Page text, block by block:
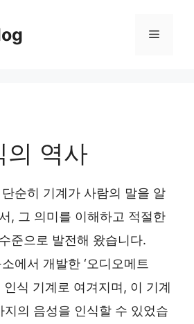
Menu
의 역사
순히 기계가 사람의 말을 알
, 그 의미를 이해하고 적절한
준으로 발전해 왔습니다.
에서 개발한 ‘오디오메트
인식 기계로 여겨지며, 이 기계
의 음성을 인식할 수 있었습